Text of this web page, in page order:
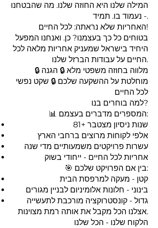
המילה שלנו היא החוזה שלנו. מה שהבטחנו
- נעמוד בו. תמיד.
האחריות שלא נראתה: לכל החיים!
בטוחים כל כך בעצמנו? כן. ואנחנו המפעל
היחיד בישראל שמעניק אחריות מלאה לכל
החיים על עבודות הברזל שלנו.
🔒 מלווה בחוזה משפטי מלא 🔒 הגנה
מוחלטת על ההשקעה שלכם 🔒 שקט נפשי
לכל החיים
למה בוחרים בנו?
📊 המספרים מדברים בעצמם:
81+ שנות ניסיון מצטבר
אלפי לקוחות מרוצים ברחבי הארץ
עשרות פרויקטים משמעותיים מדי שנה
אחריות לכל החיים - ייחודי בשוק
🎯 בין אם הפרויקט שלכם:
קטן - מעקה למרפסת הבית
בינוני - חלונות אלומיניום לבניין מגורים
גדול - קונסטרוקציה מורכבת לתעשייה
אצלנו הכל מקבל את אותה רמת מצוינות.
הלקוח שלנו - הכל שלנו